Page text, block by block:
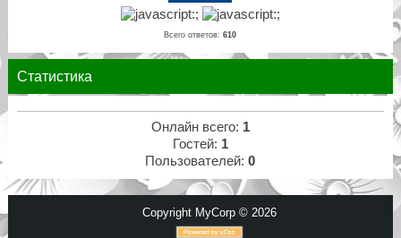
Всего ответов:610
Статистика
Онлайн всего: 1
Гостей: 1
Пользователей:0
Copyright MyCorp © 2026